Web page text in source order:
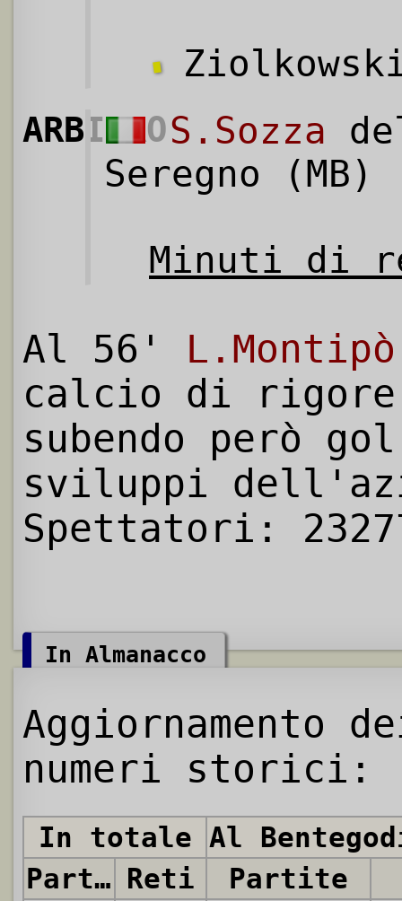
ARBITROS.Sozza
Seregno (MB)
Minuti di
Al 56' L.Montipò
calcio di rigore
subendo però
sviluppi
Spettatori:
In Almanacco
Aggiornamento
numeri storici:
In totale Al
Partite Reti Partite